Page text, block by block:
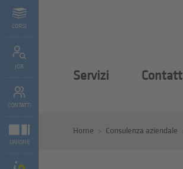
CORSI
JOB
CONTATTI
UNIONE
Servizi
Home Consulenza aziendale